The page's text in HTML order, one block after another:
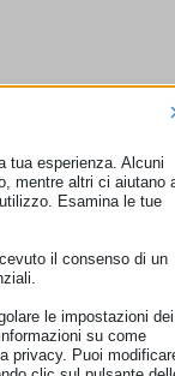
Corte di
degli
tua esperienza. Alcuni
mentre altri ci aiutano
Esamina le tue
il consenso di un
le impostazioni dei
su come
privacy. Puoi